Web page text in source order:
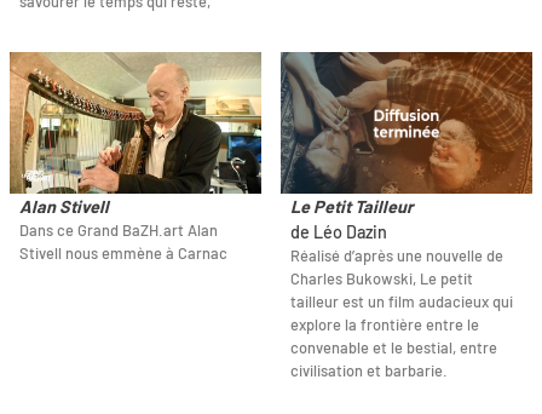
Alan Stivell
Dans ce Grand BaZH.art Alan
Stivell nous emmène à Carnac
Le Petit Tailleur
de Léo Dazin
Réalisé d’après une nouvelle de
Charles Bukowski, Le petit
tailleur est un film audacieux qui
explore la frontière entre le
convenable et le bestial, entre
civilisation et barbarie.